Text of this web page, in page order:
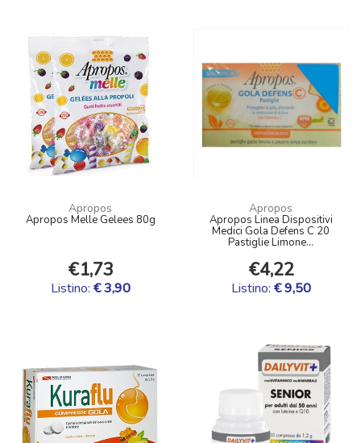
Apropos
Apropos Melle Gelees 80g
€1,73
Listino: € 3,90
Apropos
Apropos Linea Dispositivi
Medici Gola Defens C 20
Pastiglie Limone...
€4,22
Listino: € 9,50